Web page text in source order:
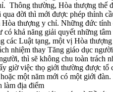
Thông thường, Hòa thượng thế
đời thì mới được phép thỉnh
thượng y chỉ. Những đức
khả năng giải quyết những
các Luật tạng, một vị Hòa
nhiệm thay Tăng giáo dục
thì sẽ không chu toàn trách
giờ việc thọ giới thường được tổ
một năm mới có một giới
làm địa điểm